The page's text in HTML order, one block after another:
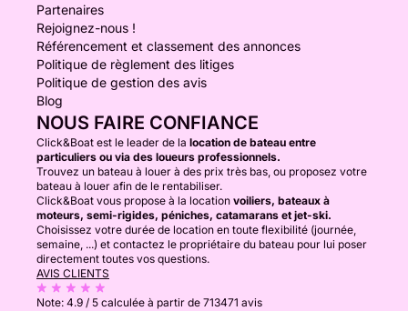
Partenaires
Rejoignez-nous !
Référencement et classement des annonces
Politique de règlement des litiges
Politique de gestion des avis
Blog
NOUS FAIRE CONFIANCE
Click&Boat est le leader de la location de bateau entre
particuliers ou via des loueurs professionnels.
Trouvez un bateau à louer à des prix très bas, ou proposez votre
bateau à louer afin de le rentabiliser.
Click&Boat vous propose à la location voiliers, bateaux à
moteurs, semi-rigides, péniches, catamarans et jet-ski.
Choisissez votre durée de location en toute flexibilité (journée,
semaine, ...) et contactez le propriétaire du bateau pour lui poser
directement toutes vos questions.
AVIS CLIENTS
Note: 4.9 / 5 calculée à partir de 713471 avis